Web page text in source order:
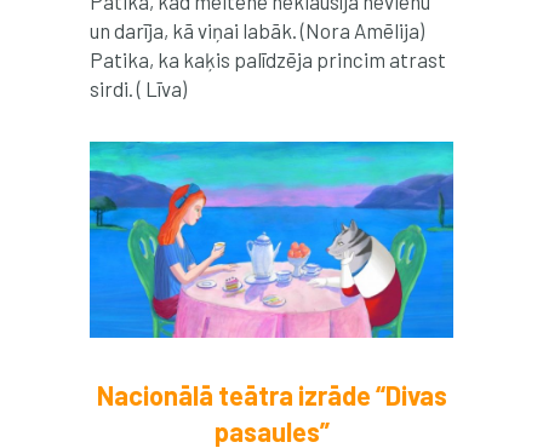
un darīja, kā viņai labāk. (Nora Amēlija)
Patika, ka kaķis palīdzēja princim atrast
sirdi. ( Līva)
Nacionālā teātra izrāde “Divas
pasaules”